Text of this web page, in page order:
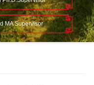
MA Supervisor